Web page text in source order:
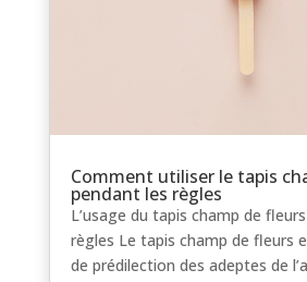
Comment utiliser le tapis
pendant les règles
L’usage du tapis champ de
règles Le tapis champ de fleurs
de prédilection des adeptes de